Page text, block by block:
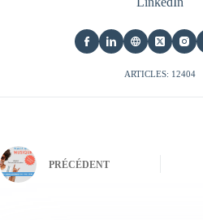
ARTICLES: 12404
PRÉCÉDENT